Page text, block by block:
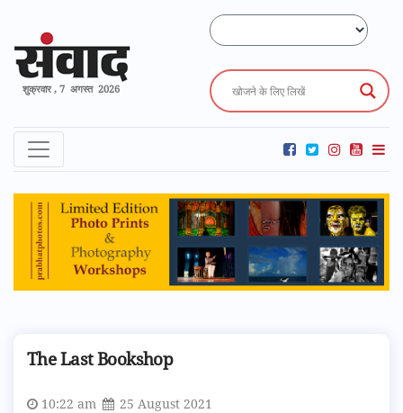
शुक्रवार , 7 अगस्त 2026
The Last Bookshop
10:22 am 25 August 2021